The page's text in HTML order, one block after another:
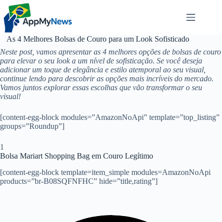
Pular
para
conteúdo
As 4 Melhores Bolsas de Couro para um Look Sofisticado
Neste post, vamos apresentar as 4 melhores opções de bolsas de couro
para elevar o seu look a um nível de sofisticação. Se você deseja
adicionar um toque de elegância e estilo atemporal ao seu visual,
continue lendo para descobrir as opções mais incríveis do mercado.
Vamos juntos explorar essas escolhas que vão transformar o seu
visual!
[content-egg-block modules=”AmazonNoApi” template=”top_listing”
groups=”Roundup”]
1
Bolsa Mariart Shopping Bag em Couro Legítimo
[content-egg-block template=item_simple modules=AmazonNoApi
products=”br-B08SQFNFHC” hide=”title,rating”]